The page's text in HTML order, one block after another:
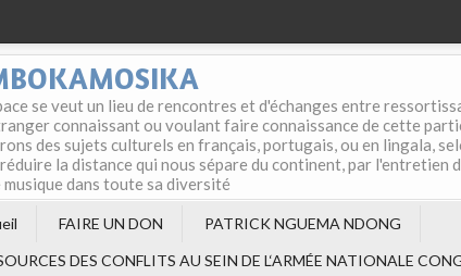
se veut un lieu de rencontres et d'échanges entre
connaissant ou voulant faire connaissance de cette
des sujets culturels en français, portugais, ou en lingala,
la distance qui nous sépare du continent, par l'entretien
dans toute sa diversité
FAIRE UN DON
PATRICK NGUEMA NDONG
DES CONFLITS AU SEIN DE L‘ARMÉE NATIONALE